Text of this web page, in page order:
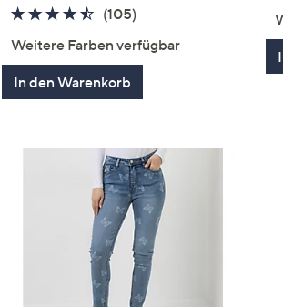
4.4
(105)
Weitere Farben verfügbar
In den Warenkorb